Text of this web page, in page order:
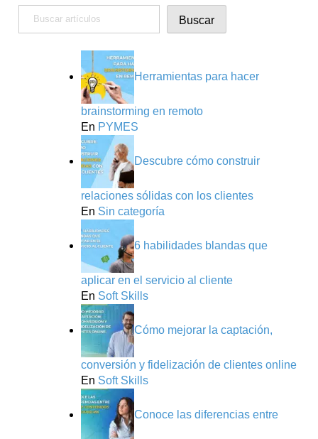
Buscar
Herramientas para hacer
brainstorming en remoto
En PYMES
Descubre cómo construir
relaciones sólidas con los clientes
En Sin categoría
6 habilidades blandas que
aplicar en el servicio al cliente
En Soft Skills
Cómo mejorar la captación,
conversión y fidelización de clientes online
En Soft Skills
Conoce las diferencias entre